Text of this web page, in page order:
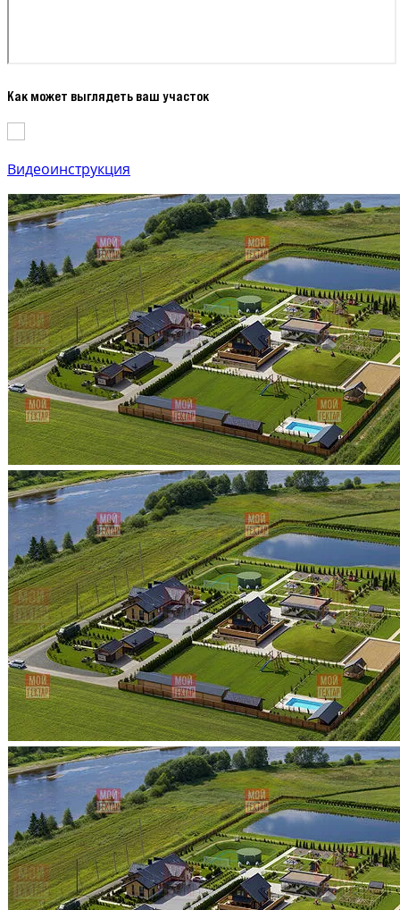
Как может выглядеть ваш участок
Видеоинструкция